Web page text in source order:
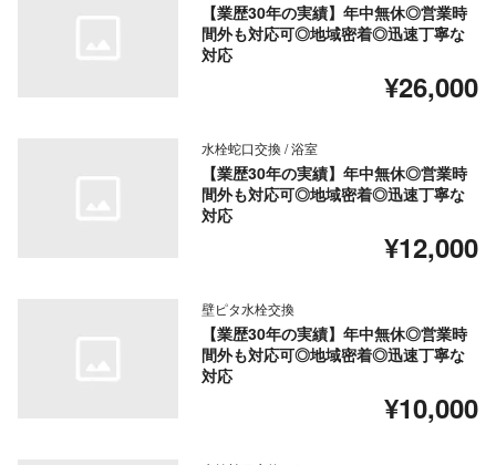
【業歴30年の実績】年中無休◎営業時
間外も対応可◎地域密着◎迅速丁寧な
対応
¥26,000
水栓蛇口交換 / 浴室
【業歴30年の実績】年中無休◎営業時
間外も対応可◎地域密着◎迅速丁寧な
対応
¥12,000
壁ピタ水栓交換
【業歴30年の実績】年中無休◎営業時
間外も対応可◎地域密着◎迅速丁寧な
対応
¥10,000